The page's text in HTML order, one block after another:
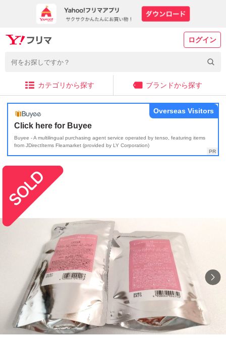
ログイン
カテゴリから探す ブランドから探す
Click here for Buyee
Buyee - A multilingual purchasing agent service operated by tenso, featuring items
from JDirectItems Fleamarket (provided by LY Corporation)
Overseas Visitors